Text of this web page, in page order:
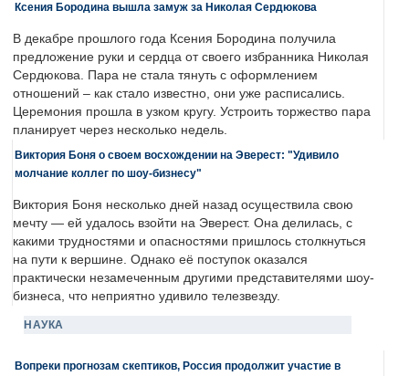
Ксения Бородина вышла замуж за Николая Сердюкова
В декабре прошлого года Ксения Бородина получила
предложение руки и сердца от своего избранника Николая
Сердюкова. Пара не стала тянуть с оформлением
отношений – как стало известно, они уже расписались.
Церемония прошла в узком кругу. Устроить торжество пара
планирует через несколько недель.
Виктория Боня о своем восхождении на Эверест: "Удивило
молчание коллег по шоу-бизнесу"
Виктория Боня несколько дней назад осуществила свою
мечту — ей удалось взойти на Эверест. Она делилась, с
какими трудностями и опасностями пришлось столкнуться
на пути к вершине. Однако её поступок оказался
практически незамеченным другими представителями шоу-
бизнеса, что неприятно удивило телезвезду.
НАУКА
Вопреки прогнозам скептиков, Россия продолжит участие в